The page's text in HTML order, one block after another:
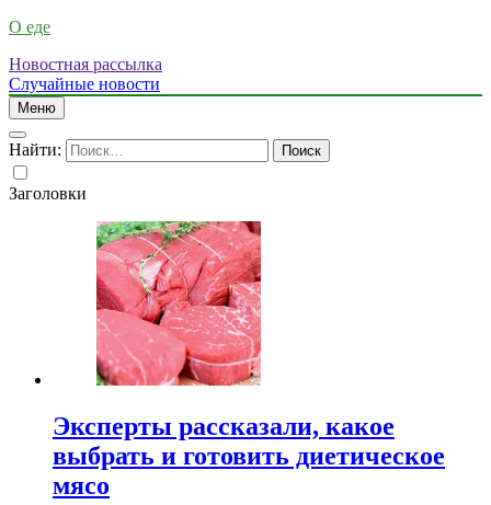
О еде
Новостная рассылка
Случайные новости
Меню
Найти:
Заголовки
Эксперты рассказали, какое
выбрать и готовить диетическое
мясо